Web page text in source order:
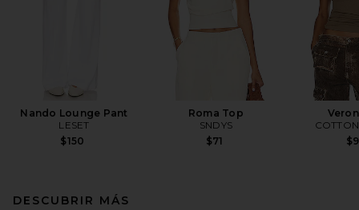
Nando Lounge Pant
LESET
$150
Roma Top
SNDYS
$71
DESCUBRIR MÁS